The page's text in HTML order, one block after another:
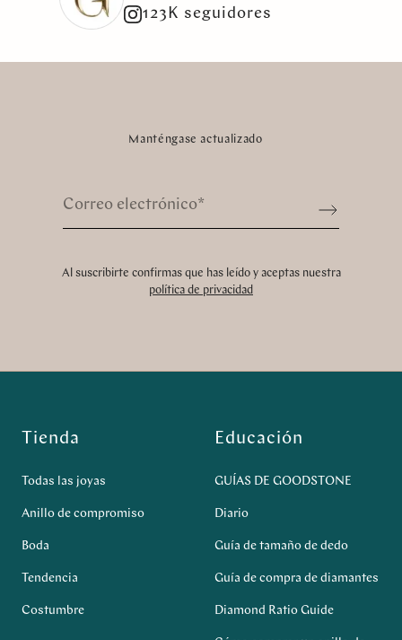
123K seguidores
Manténgase actualizado
Sign up
Al suscribirte confirmas que has leído y aceptas nuestra
política de privacidad
Tienda
Todas las joyas
Anillo de compromiso
Boda
Tendencia
Costumbre
Educación
GUÍAS DE GOODSTONE
Diario
Guía de tamaño de dedo
Guía de compra de diamantes
Diamond Ratio Guide